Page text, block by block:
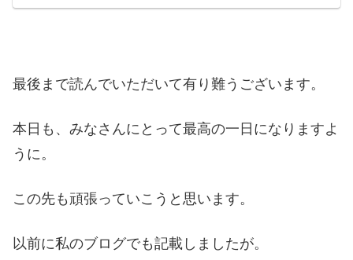
最後まで読んでいただいて有り難うございます。
本日も、みなさんにとって最高の一日になりますよ
うに。
この先も頑張っていこうと思います。
以前に私のブログでも記載しましたが。